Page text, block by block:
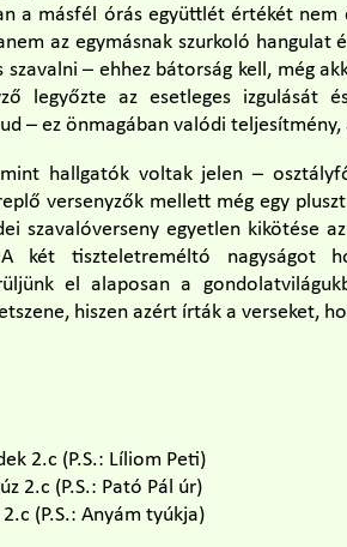
a másfél órás együttlét értékét nem
az egymásnak szurkoló
szavalni – ehhez bátorság kell, még
legyőzte az esetleges
– ez önmagában valódi
hallgatók voltak jelen –
versenyzők mellett még egy
szavalóverseny egyetlen kikötése
két tiszteletreméltó nagyságot
el alaposan a
hiszen azért írták a verseket,
2.c (P.S.: Líliom Peti)
2.c (P.S.: Pató Pál úr)
(P.S.: Anyám tyúkja)